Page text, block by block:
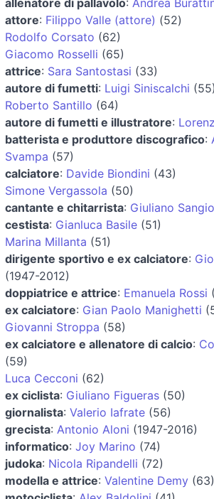
attore: Filippo Valle (attore) (52)
Rodolfo Corsato (62)
Giacomo Rosselli (65)
attrice: Sara Santostasi (33)
autore di fumetti: Luigi Siniscalchi (55)
Roberto Santillo (64)
autore di fumetti e illustratore:
batterista e produttore discografico:
Svampa (57)
calciatore: Davide Biondini (43)
Simone Vergassola (50)
cantante e chitarrista: Giuliano
cestista: Gianluca Basile (51)
Marina Millanta (51)
dirigente sportivo e ex calciatore:
(1947-2012)
doppiatrice e attrice: Emanuela Rossi
ex calciatore: Gian Paolo Manighetti
Giovanni Stroppa (58)
ex calciatore e allenatore di calcio:
(59)
Luca Cecconi (62)
ex ciclista: Giuliano Figueras (50)
giornalista: Valerio Iafrate (56)
grecista: Antonio Aloni (1947-2016)
informatico: Joy Marino (74)
judoka: Nicola Ripandelli (72)
modella e attrice: Valentine Demy (63)